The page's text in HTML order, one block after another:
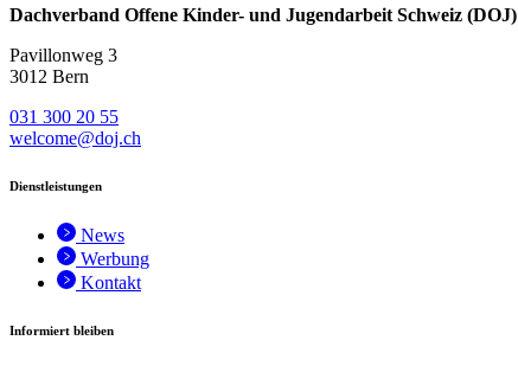
Dachverband Offene Kinder- und Jugendarbeit Schweiz (DOJ)
Pavillonweg 3
3012 Bern
031 300 20 55
welcome@doj.ch
Dienstleistungen
News
Werbung
Kontakt
Informiert bleiben